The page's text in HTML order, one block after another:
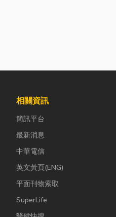
相關資訊
簡訊平台
最新消息
中華電信
英文黃頁(ENG)
平面刊物索取
SuperLife